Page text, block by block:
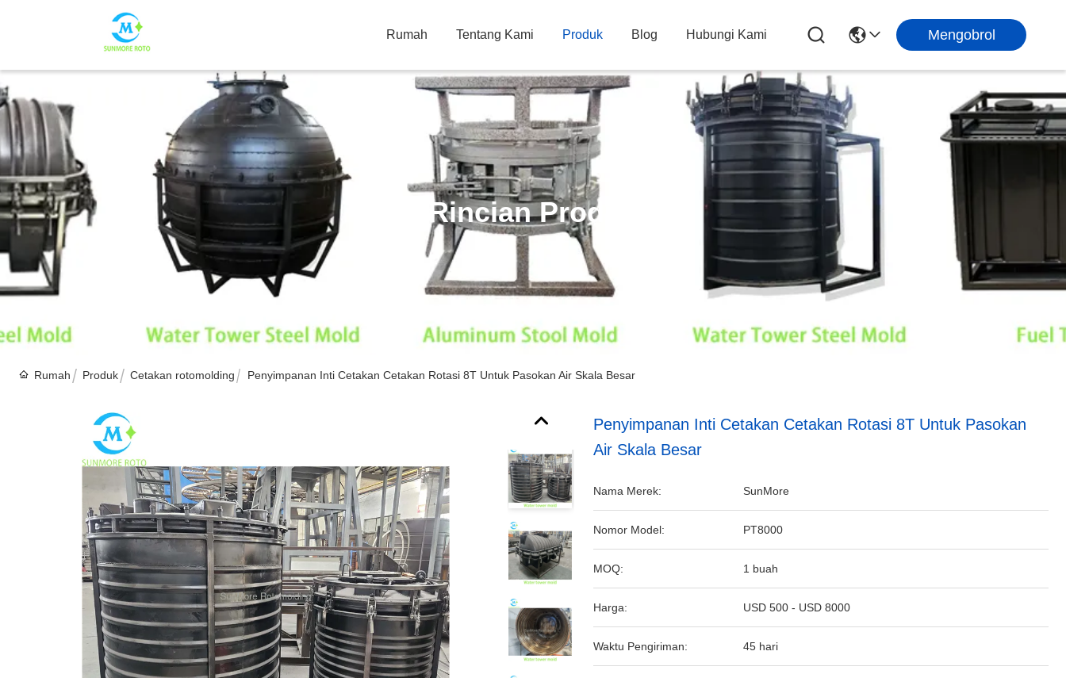
Rumah Tentang Kami Produk Blog Hubungi Kami Mengobrol
Rincian Produk
Rumah Produk Cetakan rotomolding Penyimpanan Inti Cetakan Cetakan Rotasi 8T Untuk Pasokan Air Skala Besar
Penyimpanan Inti Cetakan Cetakan Rotasi 8T Untuk Pasokan
Air Skala Besar
Nama Merek: SunMore
Nomor Model: PT8000
MOQ: 1 buah
Harga: USD 500 - USD 8000
Waktu Pengiriman: 45 hari